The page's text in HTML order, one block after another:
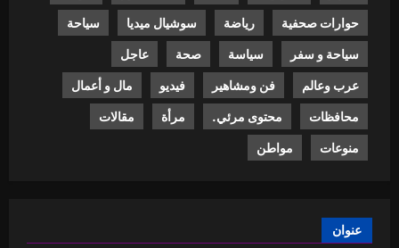
حوارات صحفية رياضة سوشيال ميديا سياحة
سياحة و سفر سياسة صحة عاجل
عرب وعالم فن ومشاهير فيديو مال و أعمال
محافظات محتوى مرئي. مرأة مقالات
منوعات مواطن
عنوان